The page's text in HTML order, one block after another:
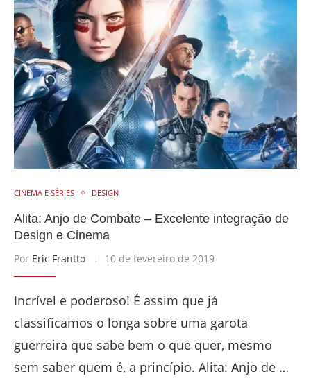
CINEMA E SÉRIES DESIGN
Alita: Anjo de Combate – Excelente integração de
Design e Cinema
Por Eric Frantto 10 de fevereiro de 2019
Incrível e poderoso! É assim que já
classificamos o longa sobre uma garota
guerreira que sabe bem o que quer, mesmo
sem saber quem é, a princípio. Alita: Anjo de …